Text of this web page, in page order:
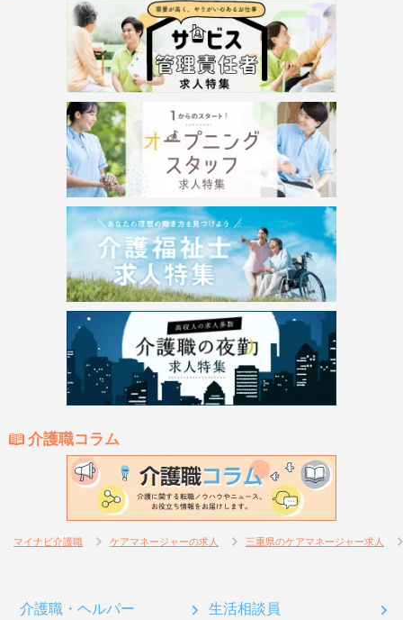
介護職コラム
マイナビ介護職 ケアマネージャーの求人 三重県のケアマネージャー求人
介護職・ヘルパー 生活相談員